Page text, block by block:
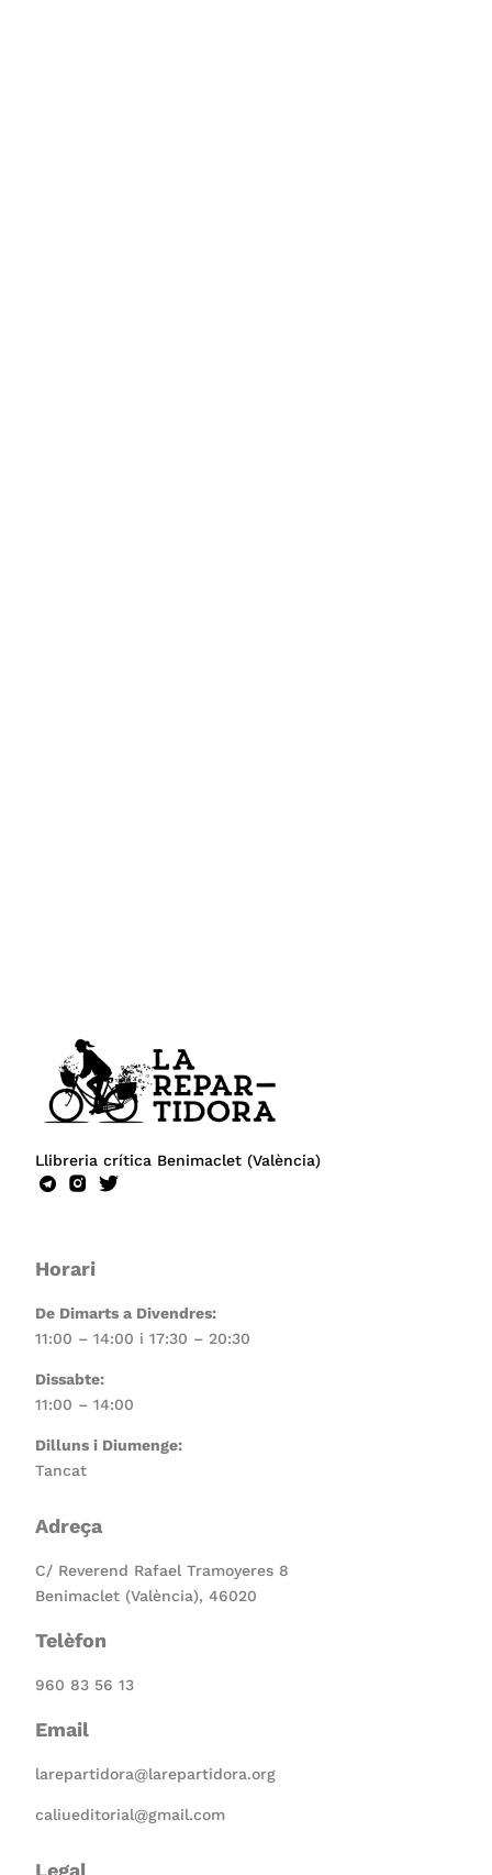
Llibreria crítica Benimaclet (València)
Horari
De Dimarts a Divendres:
11:00 – 14:00 i 17:30 – 20:30
Dissabte:
11:00 – 14:00
Dilluns i Diumenge:
Tancat
Adreça
C/ Reverend Rafael Tramoyeres 8
Benimaclet (València), 46020
Telèfon
960 83 56 13
Email
larepartidora@larepartidora.org
caliueditorial@gmail.com
Legal